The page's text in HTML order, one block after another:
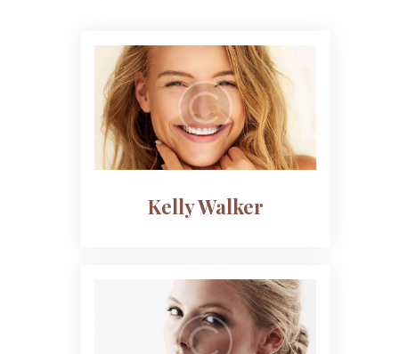
Kelly Walker